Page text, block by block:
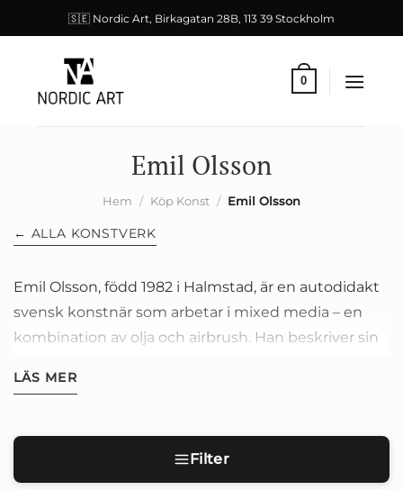
to
🇸🇪 Nordic Art, Birkagatan 28B, 113 39 Stockholm
0
Emil Olsson
Hem / Köp Konst / Emil Olsson
← ALLA KONSTVERK
Emil Olsson, född 1982 i Halmstad, är en autodidakt
svensk konstnär som arbetar i mixed media – en
kombination av olja och airbrush. Han beskriver sin
Hos Nordic Art hittar du verk av Emil Olsson, med fri
LÄS MER
Filter